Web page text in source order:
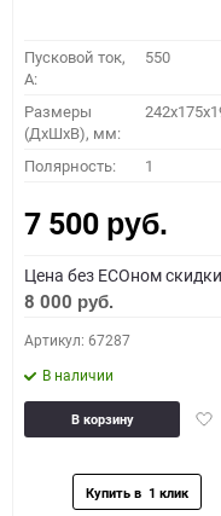
Пусковой ток,
A:
550
Размеры
(ДхШхВ), мм:
Полярность: 1
7 500 руб.
Цена без ECOном
8 000 руб.
Артикул: 67287
В наличии
В корзину